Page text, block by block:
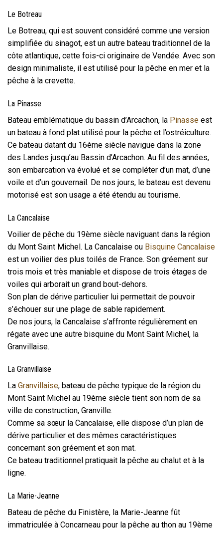
Le Botreau
Le Botreau, qui est souvent considéré comme une version
simplifiée du sinagot, est un autre bateau traditionnel de la
côte atlantique, cette fois-ci originaire de Vendée. Avec son
design minimaliste, il est utilisé pour la pêche en mer et la
pêche à la crevette.
La Pinasse
Bateau emblématique du bassin d’Arcachon, la Pinasse est
un bateau à fond plat utilisé pour la pêche et l’ostréiculture.
Ce bateau datant du 16ème siècle navigue dans la zone
des Landes jusqu’au Bassin d’Arcachon. Au fil des années,
son embarcation va évolué et se compléter d’un mat, d’une
voile et d’un gouvernail. De nos jours, le bateau est devenu
motorisé est son usage a été étendu au tourisme.
La Cancalaise
Voilier de pêche du 19ème siècle naviguant dans la région
du Mont Saint Michel. La Cancalaise ou Bisquine Cancalaise
est un voilier des plus toilés de France. Son gréement sur
trois mois et très maniable et dispose de trois étages de
voiles qui arborait un grand bout-dehors.
Son plan de dérive particulier lui permettait de pouvoir
s’échouer sur une plage de sable rapidement.
De nos jours, la Cancalaise s’affronte régulièrement en
régate avec une autre bisquine du Mont Saint Michel, la
Granvillaise.
La Granvillaise
La Granvillaise, bateau de pêche typique de la région du
Mont Saint Michel au 19ème siècle tient son nom de sa
ville de construction, Granville.
Comme sa sœur la Cancalaise, elle dispose d’un plan de
dérive particulier et des mêmes caractéristiques
concernant son gréement et son mat.
Ce bateau traditionnel pratiquait la pêche au chalut et à la
ligne.
La Marie-Jeanne
Bateau de pêche du Finistère, la Marie-Jeanne fût
immatriculée à Concarneau pour la pêche au thon au 19ème